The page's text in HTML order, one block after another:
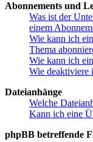
Abonnements und
Was ist der
einem
Wie kann ich
Thema
Wie kann ich
Wie deaktiviere
Dateianhänge
Welche
Kann ich eine
phpBB betreffende